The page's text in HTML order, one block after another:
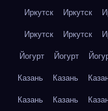
Иркутск
Иркутск
Иркутск
Иркутск
Йогурт
Йогурт
Казань
Казань
Казань
Казань